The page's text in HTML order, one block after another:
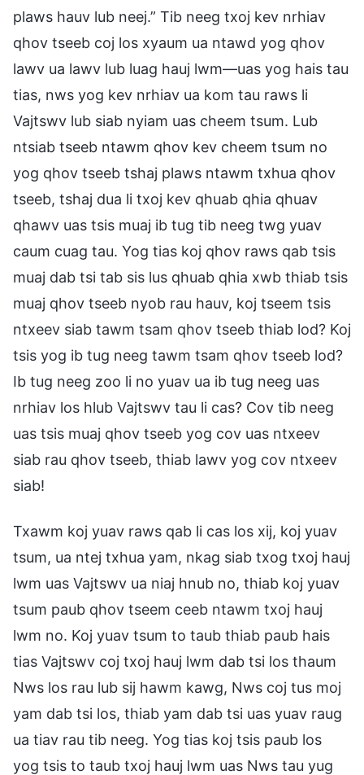
plaws hauv lub neej.” Tib neeg txoj kev nrhiav
qhov tseeb coj los xyaum ua ntawd yog qhov
lawv ua lawv lub luag hauj lwm—uas yog hais tau
tias, nws yog kev nrhiav ua kom tau raws li
Vajtswv lub siab nyiam uas cheem tsum. Lub
ntsiab tseeb ntawm qhov kev cheem tsum no
yog qhov tseeb tshaj plaws ntawm txhua qhov
tseeb, tshaj dua li txoj kev qhuab qhia qhuav
qhawv uas tsis muaj ib tug tib neeg twg yuav
caum cuag tau. Yog tias koj qhov raws qab tsis
muaj dab tsi tab sis lus qhuab qhia xwb thiab tsis
muaj qhov tseeb nyob rau hauv, koj tseem tsis
ntxeev siab tawm tsam qhov tseeb thiab lod? Koj
tsis yog ib tug neeg tawm tsam qhov tseeb lod?
Ib tug neeg zoo li no yuav ua ib tug neeg uas
nrhiav los hlub Vajtswv tau li cas? Cov tib neeg
uas tsis muaj qhov tseeb yog cov uas ntxeev
siab rau qhov tseeb, thiab lawv yog cov ntxeev
siab!
Txawm koj yuav raws qab li cas los xij, koj yuav
tsum, ua ntej txhua yam, nkag siab txog txoj hauj
lwm uas Vajtswv ua niaj hnub no, thiab koj yuav
tsum paub qhov tseem ceeb ntawm txoj hauj
lwm no. Koj yuav tsum to taub thiab paub hais
tias Vajtswv coj txoj hauj lwm dab tsi los thaum
Nws los rau lub sij hawm kawg, Nws coj tus moj
yam dab tsi los, thiab yam dab tsi uas yuav raug
ua tiav rau tib neeg. Yog tias koj tsis paub los
yog tsis to taub txoj hauj lwm uas Nws tau yug